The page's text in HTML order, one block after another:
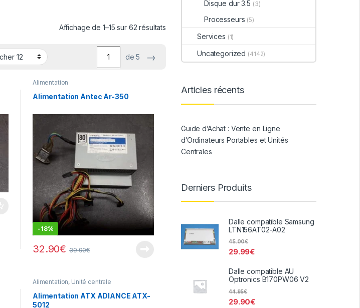
Affichage de 1–15 sur 62 résultats
de 5 →
Alimentation
Alimentation Antec Ar-350
-18%
32.90€ 39.90€
Alimentation, Unité centrale
Alimentation ATX ADIANCE ATX-
5012
Disque dur 3.5 (3)
Processeurs (5)
Services (1)
Uncategorized (4142)
Articles récents
Guide d’Achat : Vente en Ligne
d’Ordinateurs Portables et Unités
Centrales
Derniers Produits
Dalle compatible Samsung
LTN156AT02-A02
29.99€
45.00€
Dalle compatible AU
Optronics B170PW06 V2
29.90€
44.95€